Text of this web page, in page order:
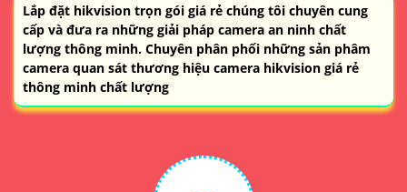
Lắp đặt hikvision trọn gói giá rẻ chúng tôi chuyên cung
cấp và đưa ra những giải pháp camera an ninh chất
lượng thông minh. Chuyên phân phối những sản phâm
camera quan sát thương hiệu camera hikvision giá rẻ
thông minh chất lượng